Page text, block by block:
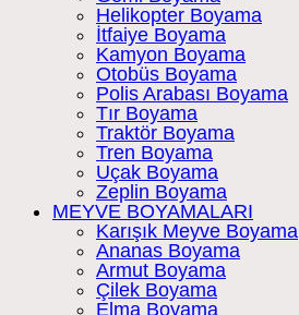
Helikopter Boyama
İtfaiye Boyama
Kamyon Boyama
Otobüs Boyama
Polis Arabası Boyama
Tır Boyama
Traktör Boyama
Tren Boyama
Uçak Boyama
Zeplin Boyama
MEYVE BOYAMALARI
Karışık Meyve Boyama
Ananas Boyama
Armut Boyama
Çilek Boyama
Elma Boyama